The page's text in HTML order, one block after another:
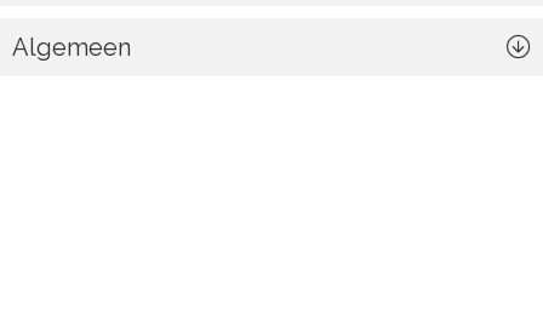
Algemeen